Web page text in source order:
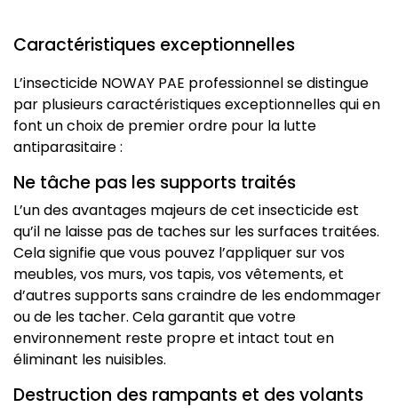
Caractéristiques exceptionnelles
L’insecticide NOWAY PAE professionnel se distingue
par plusieurs caractéristiques exceptionnelles qui en
font un choix de premier ordre pour la lutte
antiparasitaire :
Ne tâche pas les supports traités
L’un des avantages majeurs de cet insecticide est
qu’il ne laisse pas de taches sur les surfaces traitées.
Cela signifie que vous pouvez l’appliquer sur vos
meubles, vos murs, vos tapis, vos vêtements, et
d’autres supports sans craindre de les endommager
ou de les tacher. Cela garantit que votre
environnement reste propre et intact tout en
éliminant les nuisibles.
Destruction des rampants et des volants